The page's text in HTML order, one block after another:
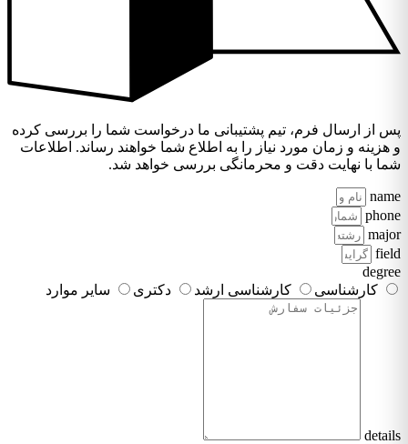
پس از ارسال فرم، تیم پشتیبانی ما درخواست شما را بررسی کرده
و هزینه و زمان مورد نیاز را به اطلاع شما خواهند رساند. اطلاعات
شما با نهایت دقت و محرمانگی بررسی خواهد شد.
name
phone
major
field
degree
کارشناسی
کارشناسی ارشد دکتری سایر موارد
details